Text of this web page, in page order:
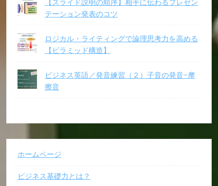
【スライド説明の順序】相手に伝わるプレゼン
テーション発表のコツ
ロジカル・ライティングで論理思考力を高める
【ピラミッド構造】
ビジネス英語／発音練習（２）子音の発音−摩
擦音
ホームページ
ビジネス基礎力とは？